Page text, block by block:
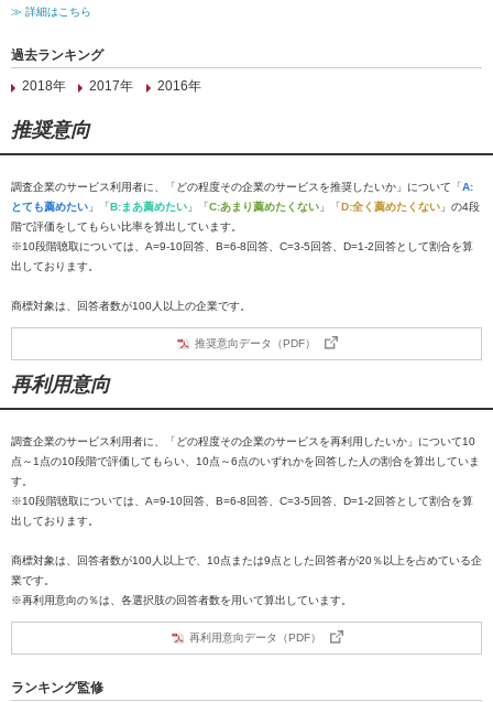
≫ 詳細はこちら
過去ランキング
2018年
2017年 2016年
推奨意向
調査企業のサービス利用者に、「どの程度その企業のサービスを推奨したいか」について「A:
とても薦めたい 」「B:まあ薦めたい 」「C:あまり薦めたくない 」「D:全く薦めたくない 」の4段
階で評価をしてもらい比率を算出しています。
※10段階聴取については、A=9-10回答、B=6-8回答、C=3-5回答、D=1-2回答として割合を算
出しております。
商標対象は、回答者数が100人以上の企業です。
推奨意向データ（PDF）
再利用意向
調査企業のサービス利用者に、「どの程度その企業のサービスを再利用したいか」について10
点～1点の10段階で評価してもらい、10点～6点のいずれかを回答した人の割合を算出していま
す。
※10段階聴取については、A=9-10回答、B=6-8回答、C=3-5回答、D=1-2回答として割合を算
出しております。
商標対象は、回答者数が100人以上で、10点または9点とした回答者が20％以上を占めている企
業です。
※再利用意向の％は、各選択肢の回答者数を用いて算出しています。
再利用意向データ（PDF）
ランキング監修